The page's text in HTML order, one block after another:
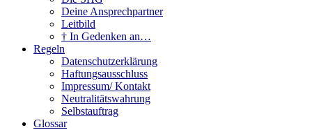
Deine Ansprechpartner
Leitbild
† In Gedenken an…
Regeln
Datenschutzerklärung
Haftungsausschluss
Impressum/ Kontakt
Neutralitätswahrung
Selbstauftrag
Glossar